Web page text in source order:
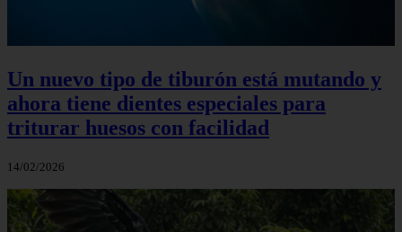
Un nuevo tipo de tiburón está mutando y
ahora tiene dientes especiales para
triturar huesos con facilidad
14/02/2026